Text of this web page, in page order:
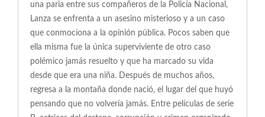
una paria entre sus compañeros de la Policía Nacional,
Lanza se enfrenta a un asesino misterioso y a un caso
que conmociona a la opinión pública. Pocos saben que
ella misma fue la única superviviente de otro caso
polémico jamás resuelto y que ha marcado su vida
desde que era una niña. Después de muchos años,
regresa a la montaña donde nació, el lugar del que huyó
pensando que no volvería jamás. Entre películas de serie